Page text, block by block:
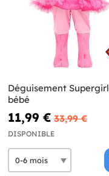
Déguisement Supergirl
bébé
11,99 € 33,99 €
DISPONIBLE